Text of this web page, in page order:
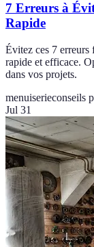
7 Erreurs à
Rapide
Évitez ces 7 erreurs
rapide et efficace.
dans vos projets.
menuiserieconseils
Jul 31